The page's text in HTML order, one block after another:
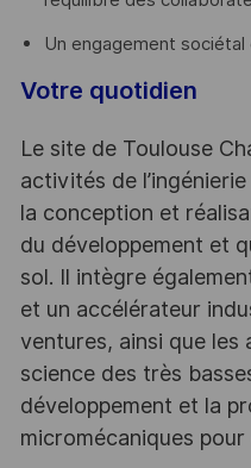
Un engagement
Votre quotidien
Le site de Toulouse
activités de
la conception et
du développement et
sol. Il intègre
et un accélérateur
ventures, ainsi que
science des très
développement et la
micromécaniques